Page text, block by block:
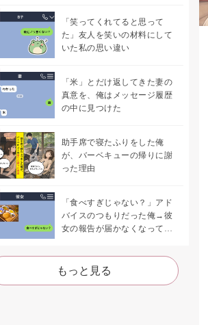
「笑ってくれてると思って
た」友人を笑いの材料にして
いた私の思い違い
「米」とだけ返してきた妻の
真意を、俺はメッセージ履歴
の中に見つけた
助手席で寝たふりをした俺
が、バーベキューの帰りに謝
った理由
「食べすぎじゃない？」アド
バイスのつもりだった俺→彼
女の報告が届かなくなって、
た
もっと見る